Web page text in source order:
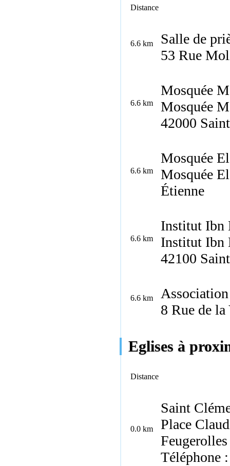
Distance
6.6 km
Salle de
53 Rue
6.6 km
Mosquée
Mosquée
42000
6.6 km
Mosquée
Mosquée
Étienne
6.6 km
Institut Ibn
Institut Ibn
42100
6.6 km
8 Rue de
Eglises à
Distance
0.0 km
Saint
Place
Feugerolles
Téléphone